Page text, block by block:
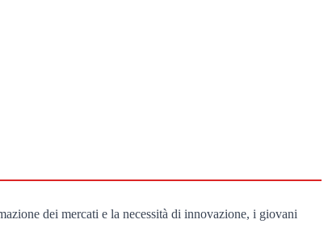
dei mercati e la necessità di innovazione, i giovani